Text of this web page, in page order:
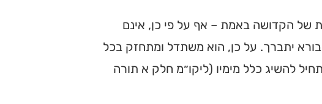
של הקדושה באמת – אף על פי כן, אינם
יתברך. על כן, הוא משתדל ומתחזק בכל
להשיג כלל מימיו (ליקו״מ חלק א תורה